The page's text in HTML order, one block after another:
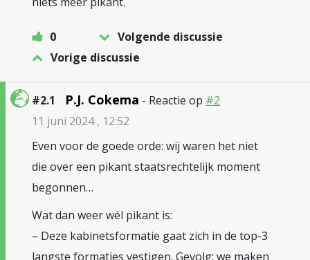
0
Volgende discussie
Vorige discussie
#2.1 P.J. Cokema - Reactie op #2
11 juni 2024 , 12:52
Even voor de goede orde: wij waren het niet
die over een pikant staatsrechtelijk moment
begonnen…
Wat dan weer wél pikant is:
– Deze kabinetsformatie gaat zich in de top-3
langste formaties vestigen. Gevolg: we maken